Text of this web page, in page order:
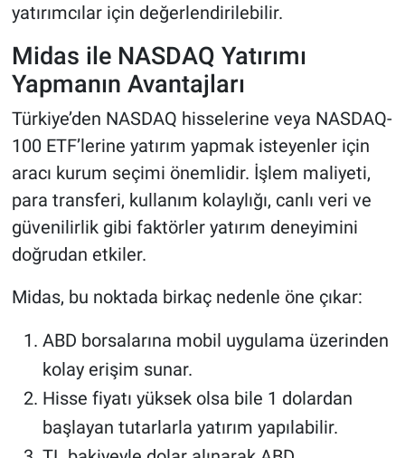
yatırımcılar için değerlendirilebilir.
Midas ile NASDAQ Yatırımı
Yapmanın Avantajları
Türkiye’den NASDAQ hisselerine veya NASDAQ-
100 ETF’lerine yatırım yapmak isteyenler için
aracı kurum seçimi önemlidir. İşlem maliyeti,
para transferi, kullanım kolaylığı, canlı veri ve
güvenilirlik gibi faktörler yatırım deneyimini
doğrudan etkiler.
Midas, bu noktada birkaç nedenle öne çıkar:
ABD borsalarına mobil uygulama üzerinden
kolay erişim sunar.
Hisse fiyatı yüksek olsa bile 1 dolardan
başlayan tutarlarla yatırım yapılabilir.